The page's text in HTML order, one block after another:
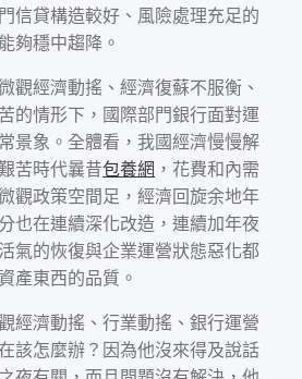
信貸構造較好、風險處理充足的
夠穩中趨降。
觀經濟動搖、經濟復蘇不服衡、
的情形下，國際部門銀行面對運
景象。全體看，我國經濟慢慢解
苦時代曩昔包養網 ，花費和內需
觀政策空間足，經濟回旋余地年
也在連續深化改造，連續加年夜
氣的恢復與企業運營狀態惡化都
產東西的品質。
經濟動搖、行業動搖、銀行運營
該怎麼辦？因為他沒來得及說話